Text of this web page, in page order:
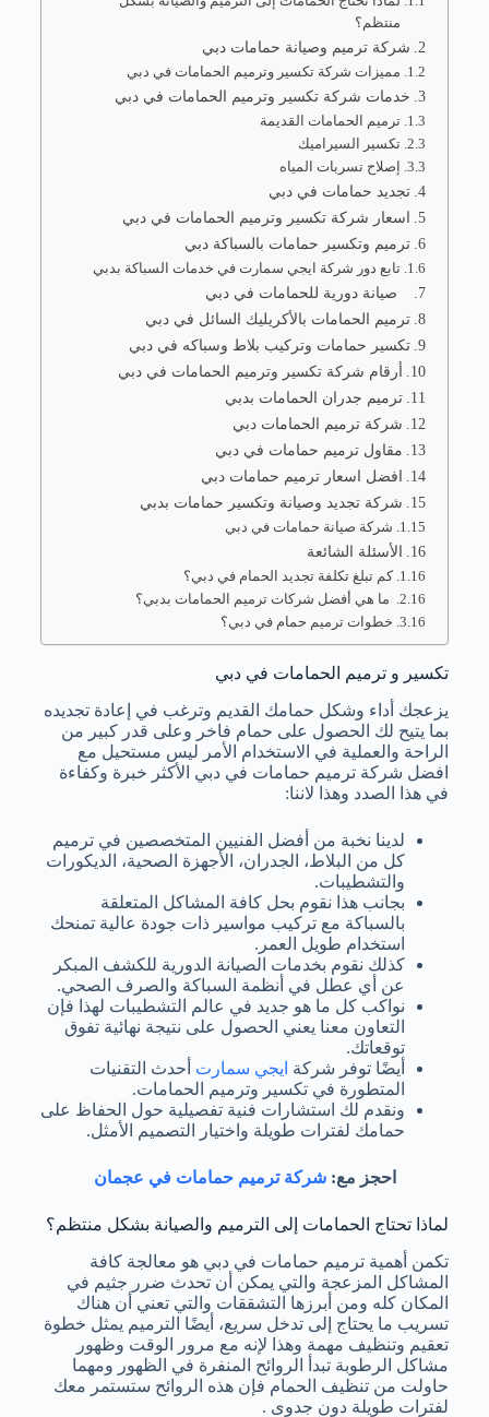
منتظم؟
شركة ترميم وصيانة حمامات دبي
مميزات شركة تكسير وترميم الحمامات في دبي
خدمات شركة تكسير وترميم الحمامات في دبي
ترميم الحمامات القديمة
تكسير السيراميك
إصلاح تسربات المياه
تجديد حمامات في دبي
اسعار شركة تكسير وترميم الحمامات في دبي
ترميم وتكسير حمامات بالسباكة دبي
تابع دور شركة ايجي سمارت في خدمات السباكة بدبي
صيانة دورية للحمامات في دبي
ترميم الحمامات بالأكريليك السائل في دبي
تكسير حمامات وتركيب بلاط وسباكه في دبي
أرقام شركة تكسير وترميم الحمامات في دبي
ترميم جدران الحمامات بدبي
شركة ترميم الحمامات دبي
مقاول ترميم حمامات في دبي
افضل اسعار ترميم حمامات دبي
شركة تجديد وصيانة وتكسير حمامات بدبي
شركة صيانة حمامات في دبي
الأسئلة الشائعة
كم تبلغ تكلفة تجديد الحمام في دبي؟
ما هي أفضل شركات ترميم الحمامات بدبي؟
خطوات ترميم حمام في دبي؟
تكسير و ترميم الحمامات في دبي
يزعجك أداء وشكل حمامك القديم وترغب في إعادة تجديده
بما يتيح لك الحصول على حمام فاخر وعلى قدر كبير من
الراحة والعملية في الاستخدام الأمر ليس مستحيل مع
افضل شركة ترميم حمامات في دبي الأكثر خبرة وكفاءة
في هذا الصدد وهذا لاننا:
لدينا نخبة من أفضل الفنيين المتخصصين في ترميم
كل من البلاط، الجدران، الأجهزة الصحية، الديكورات
والتشطيبات.
بجانب هذا نقوم بحل كافة المشاكل المتعلقة
بالسباكة مع تركيب مواسير ذات جودة عالية تمنحك
استخدام طويل العمر.
كذلك نقوم بخدمات الصيانة الدورية للكشف المبكر
عن أي عطل في أنظمة السباكة والصرف الصحي.
نواكب كل ما هو جديد في عالم التشطيبات لهذا فإن
التعاون معنا يعني الحصول على نتيجة نهائية تفوق
توقعاتك.
أيضًا توفر شركة ايجي سمارت أحدث التقنيات
المتطورة في تكسير وترميم الحمامات.
ونقدم لك استشارات فنية تفصيلية حول الحفاظ على
حمامك لفترات طويلة واختيار التصميم الأمثل.
احجز مع:شركة ترميم حمامات في عجمان
لماذا تحتاج الحمامات إلى الترميم والصيانة بشكل منتظم؟
تكمن أهمية ترميم حمامات في دبي هو معالجة كافة
المشاكل المزعجة والتي يمكن أن تحدث ضرر جثيم في
المكان كله ومن أبرزها التشققات والتي تعني أن هناك
تسريب ما يحتاج إلى تدخل سريع، أيضًا الترميم يمثل خطوة
تعقيم وتنظيف مهمة وهذا لإنه مع مرور الوقت وظهور
مشاكل الرطوبة تبدأ الروائح المنفرة في الظهور ومهما
حاولت من تنظيف الحمام فإن هذه الروائح ستستمر معك
لفترات طويلة دون جدوى .